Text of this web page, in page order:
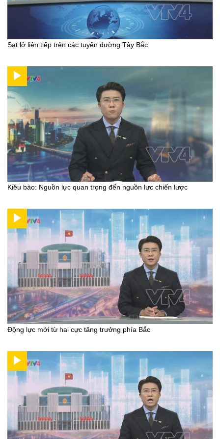
Sạt lở liên tiếp trên các tuyến đường Tây Bắc
Kiều bào: Nguồn lực quan trọng đến nguồn lực chiến lược
Động lực mới từ hai cực tăng trưởng phía Bắc